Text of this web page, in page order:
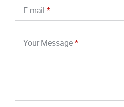
E-mail
Your Message